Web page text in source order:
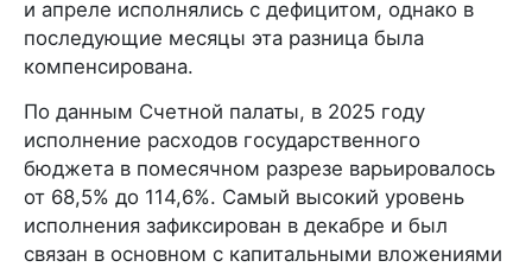
и апреле исполнялись с дефицитом, однако в
последующие месяцы эта разница была
компенсирована.
По данным Счетной палаты, в 2025 году
исполнение расходов государственного
бюджета в помесячном разрезе варьировалось
от 68,5% до 114,6%. Самый высокий уровень
исполнения зафиксирован в декабре и был
связан в основном с капитальными вложениями